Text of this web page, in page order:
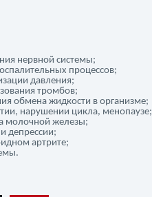
нервной системы;
процессов;
и давления;
тромбов;
обмена жидкости в организме;
нарушении цикла, менопаузе;
молочной железы;
депрессии;
артрите;
.